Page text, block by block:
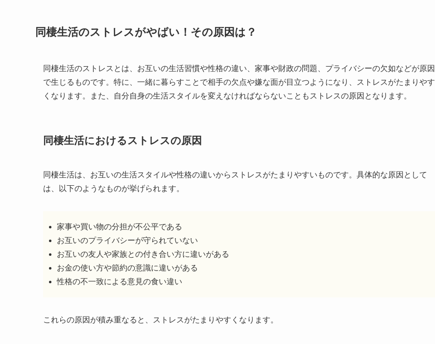
同棲生活のストレスがやばい！その原因は？
同棲生活のストレスとは、お互いの生活習慣や性格の違い、家事や財政の問題、プライバシーの欠如などが原因
で生じるものです。特に、一緒に暮らすことで相手の欠点や嫌な面が目立つようになり、ストレスがたまりやす
くなります。また、自分自身の生活スタイルを変えなければならないこともストレスの原因となります。
同棲生活におけるストレスの原因
同棲生活は、お互いの生活スタイルや性格の違いからストレスがたまりやすいものです。具体的な原因として
は、以下のようなものが挙げられます。
家事や買い物の分担が不公平である
お互いのプライバシーが守られていない
お互いの友人や家族との付き合い方に違いがある
お金の使い方や節約の意識に違いがある
性格の不一致による意見の食い違い
これらの原因が積み重なると、ストレスがたまりやすくなります。